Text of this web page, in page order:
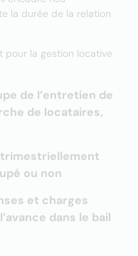
la durée de la relation
pour la gestion locative
de l’entretien de
de locataires,
ou non
et charges
dans le bail